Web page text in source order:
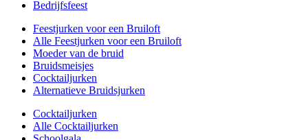
Bedrijfsfeest
Feestjurken voor een Bruiloft
Alle Feestjurken voor een Bruiloft
Moeder van de bruid
Bruidsmeisjes
Cocktailjurken
Alternatieve Bruidsjurken
Cocktailjurken
Alle Cocktailjurken